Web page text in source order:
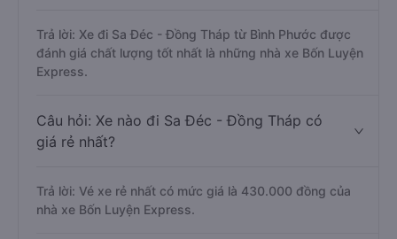
Trả lời: Xe đi Sa Đéc - Đồng Tháp từ Bình Phước được
đánh giá chất lượng tốt nhất là những nhà xe Bốn Luyện
Express.
Câu hỏi: Xe nào đi Sa Đéc - Đồng Tháp có
giá rẻ nhất?
Trả lời: Vé xe rẻ nhất có mức giá là 430.000 đồng của
nhà xe Bốn Luyện Express.